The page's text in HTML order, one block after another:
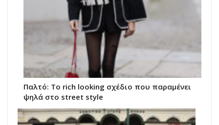
Παλτό: Το rich looking σχέδιο που παραμένει
ψηλά στο street style